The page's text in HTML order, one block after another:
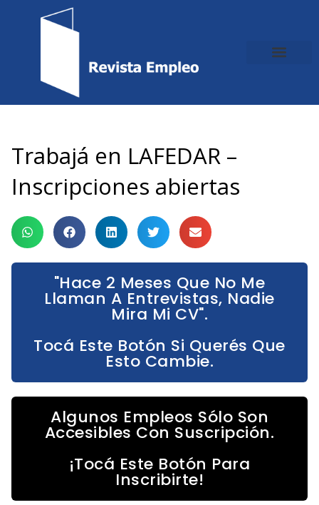
Trabajá en LAFEDAR –
Inscripciones abiertas
"Hace 2 Meses Que No Me
Llaman A Entrevistas, Nadie
Mira Mi CV".
Tocá Este Botón Si Querés Que
Esto Cambie.
Algunos Empleos Sólo Son
Accesibles Con Suscripción.
¡Tocá Este Botón Para
Inscribirte!